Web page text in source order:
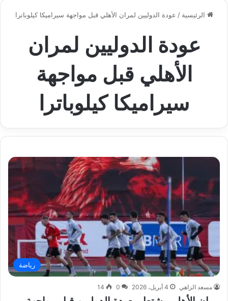
الرئيسية / عودة الدوليين لمران الأهلي قبل مواجهة سيراميكا كيلوباترا
عودة الدوليين لمران
الأهلي قبل مواجهة
سيراميكا كيلوباترا
رياضة
مسعد الزاهي 4 أبريل، 2026 0
14